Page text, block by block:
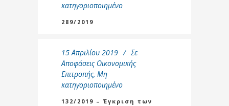
κατηγοριοποιημένο
289/2019
15 Απριλίου 2019
Σε
Αποφάσεις Οικονομικής
Επιτροπής, Μη
κατηγοριοποιημένο
132/2019 – Έγκριση των